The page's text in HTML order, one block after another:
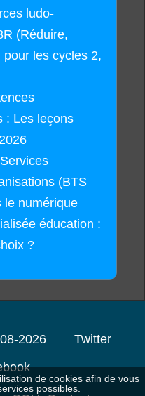
ludo-
(Réduire,
les cycles 2,
: Les leçons
(BTS
le numérique
éducation :
?
2026
Twitter
de cookies afin de vous
possibles.